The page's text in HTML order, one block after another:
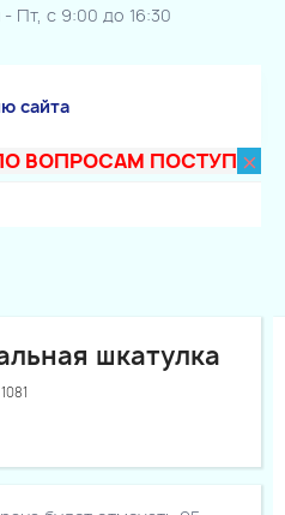
Пт, с 9:00 до 16:30
сайта
ВОПРОСАМ ×
шкатулка
1081